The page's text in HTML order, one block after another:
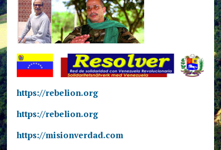
https://rebelion.org
https://rebelion.org
https://misionverdad.com